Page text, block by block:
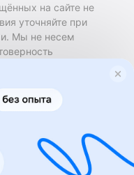
на сайте не
уточняйте при
Мы не несем
осуществляется
Бизнесменс.ру
за условия
лиц,